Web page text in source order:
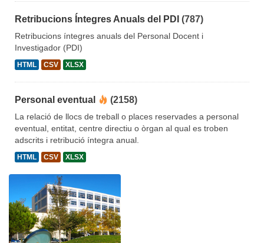
Retribucions Íntegres Anuals del PDI (787)
Retribucions íntegres anuals del Personal Docent i
Investigador (PDI)
HTML CSV XLSX
Personal eventual (2158)
La relació de llocs de treball o places reservades a personal
eventual, entitat, centre directiu o òrgan al qual es troben
adscrits i retribució íntegra anual.
HTML CSV XLSX